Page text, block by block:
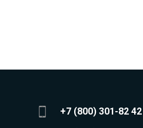
+7 (800) 301-82 42